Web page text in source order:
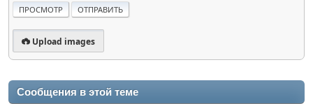
Upload images
Сообщения в этой теме